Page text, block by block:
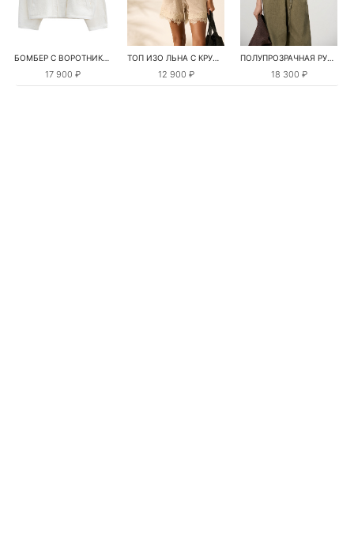
БОМБЕР С ВОРОТНИКОМ-СТОЙКОЙ
17 900 ₽
ТОП ИЗО ЛЬНА С КРУЖЕВОМ
12 900 ₽
ПОЛУПРОЗРАЧНАЯ РУБАШКА С РОМАШКАМИ
18 300 ₽